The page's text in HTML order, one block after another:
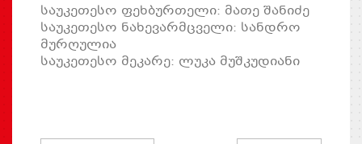
საუკეთესო ფეხბურთელი: მათე შანიძე
საუკეთესო ნახევარმცველი: სანდრო
მურღულია
საუკეთესო მეკარე: ლუკა მუშკუდიანი